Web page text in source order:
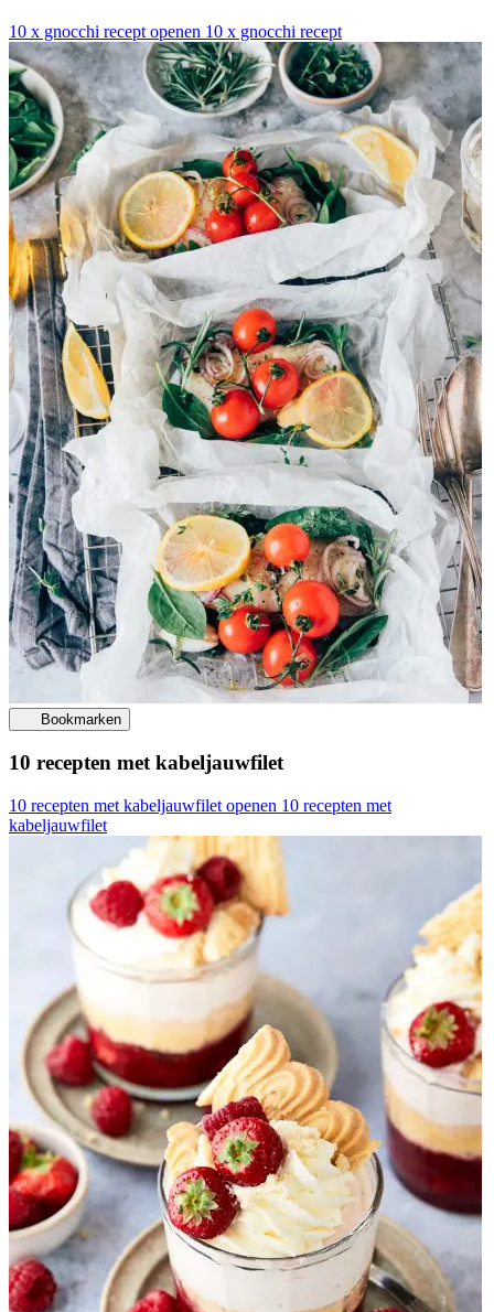
10 x gnocchi recept openen 10 x gnocchi recept
Bookmarken
10 recepten met kabeljauwfilet
10 recepten met kabeljauwfilet openen 10 recepten met
kabeljauwfilet